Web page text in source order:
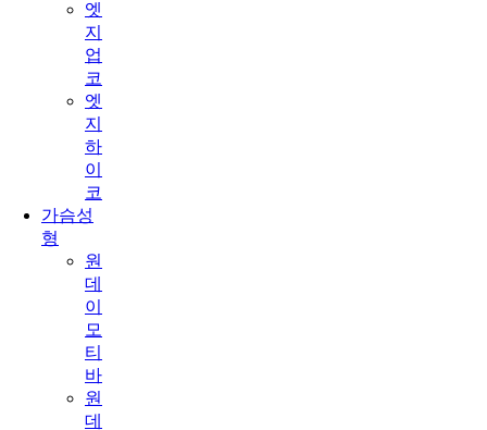
엣
지
업
코
엣
지
하
이
코
가슴성
형
원
데
이
모
티
바
원
데